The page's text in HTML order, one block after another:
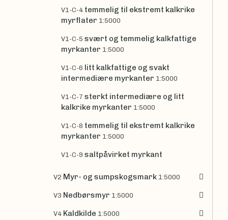
V1-C-4 temmelig til ekstremt kalkrike
myrflater 1:5000
V1-C-5 svært og temmelig kalkfattige
myrkanter 1:5000
V1-C-6 litt kalkfattige og svakt
intermediære myrkanter 1:5000
V1-C-7 sterkt intermediære og litt
kalkrike myrkanter 1:5000
V1-C-8 temmelig til ekstremt kalkrike
myrkanter 1:5000
V1-C-9 saltpåvirket myrkant
V2 Myr- og sumpskogsmark 1:5000
V3 Nedbørsmyr 1:5000
V4 Kaldkilde 1:5000